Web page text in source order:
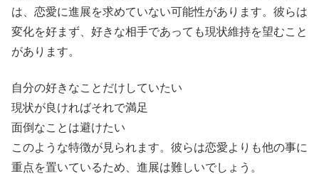
は、恋愛に進展を求めていない可能性があります。彼らは
変化を好まず、好きな相手であっても現状維持を望むこと
があります。
自分の好きなことだけしていたい
現状が良ければそれで満足
面倒なことは避けたい
このような特徴が見られます。彼らは恋愛よりも他の事に
重点を置いているため、進展は難しいでしょう。